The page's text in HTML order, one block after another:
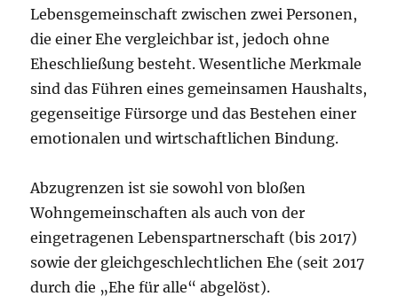
Lebensgemeinschaft zwischen zwei Personen,
die einer Ehe vergleichbar ist, jedoch ohne
Eheschließung besteht. Wesentliche Merkmale
sind das Führen eines gemeinsamen Haushalts,
gegenseitige Fürsorge und das Bestehen einer
emotionalen und wirtschaftlichen Bindung.
Abzugrenzen ist sie sowohl von bloßen
Wohngemeinschaften als auch von der
eingetragenen Lebenspartnerschaft (bis 2017)
sowie der gleichgeschlechtlichen Ehe (seit 2017
durch die „Ehe für alle“ abgelöst).